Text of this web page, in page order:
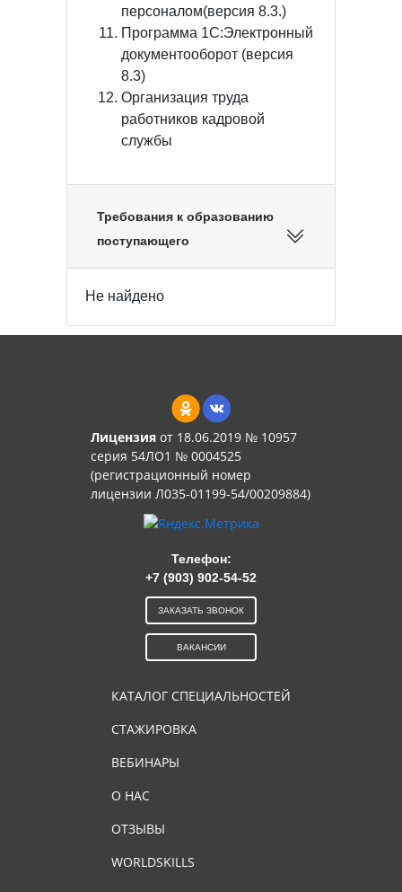
персоналом(версия 8.3.)
Программа 1С:Электронный
документооборот (версия
8.3)
Организация труда
работников кадровой
службы
Требования к образованию
поступающего
Не найдено
Лицензияот 18.06.2019 № 10957
серия 54ЛО1 № 0004525
(регистрационный номер
лицензии Л035-01199-54/00209884)
КАТАЛОГ СПЕЦИАЛЬНОСТЕЙ
СТАЖИРОВКА
ВЕБИНАРЫ
О НАС
ОТЗЫВЫ
WORLDSKILLS
Телефон:
+7 (903) 902-54-52
ЗАКАЗАТЬ ЗВОНОК
ВАКАНСИИ